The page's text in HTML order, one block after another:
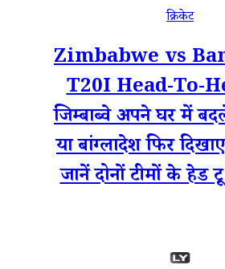
क्रिकेट
Zimbabwe vs
T20I Head-To-
जिम्बाब्वे अपने घर में
या बांग्लादेश फिर
जानें दोनों टीमों के